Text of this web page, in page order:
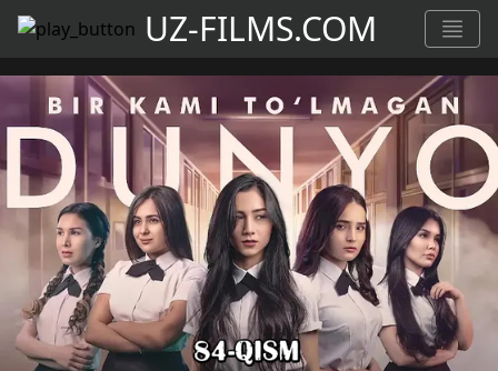
UZ-FILMS.COM